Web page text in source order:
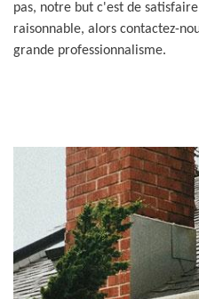
pas, notre but c'est de
raisonnable, alors contactez-
grande professionnalisme.